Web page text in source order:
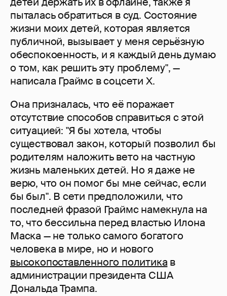
пыталась обратиться в суд. Состояние
жизни моих детей, которая является
публичной, вызывает у меня серьёзную
обеспокоенность, и я каждый день думаю
о том, как решить эту проблему", —
написала Граймс в соцсети X.
Она призналась, что её поражает
отсутствие способов справиться с этой
ситуацией: "Я бы хотела, чтобы
существовал закон, который позволил бы
родителям наложить вето на частную
жизнь маленьких детей. Но я даже не
верю, что он помог бы мне сейчас, если
бы был". В сети предположили, что
последней фразой Граймс намекнула на
то, что бессильна перед властью Илона
Маска — не только самого богатого
человека в мире, но и нового
высокопоставленного политика в
администрации президента США
Дональда Трампа.